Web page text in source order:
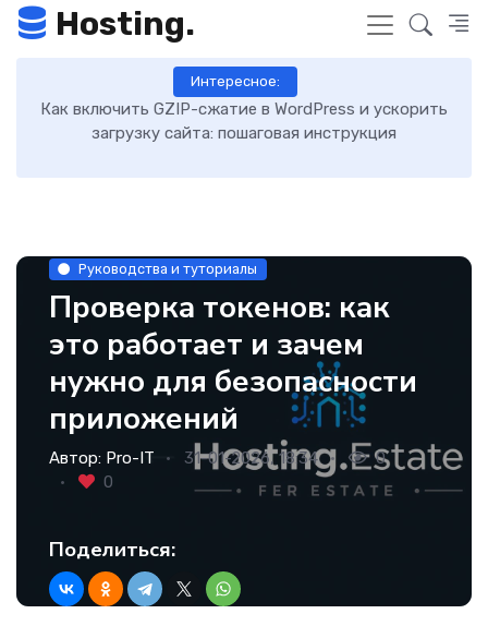
Hosting.
Интересное:
Как включить GZIP-сжатие в WordPress и ускорить
загрузку сайта: пошаговая инструкция
Руководства и туториалы
Проверка токенов: как
это работает и зачем
нужно для безопасности
приложений
Автор: Pro-IT 31-01-2026, 18:34
0
0
Поделиться: